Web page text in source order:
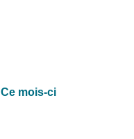
Ce mois-ci